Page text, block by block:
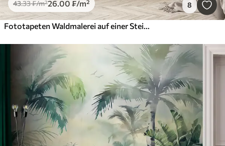
43.33₣/m²26.00 ₣/m² 8
Fototapeten Waldmalerei auf einer Steinmauer